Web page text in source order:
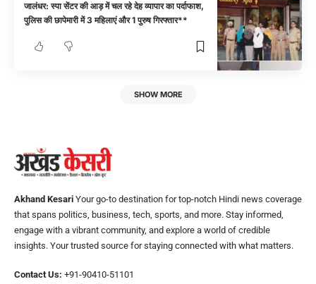
जालंधर: स्पा सेंटर की आड़ में चल रहे देह व्यापार का पर्दाफाश,
पुलिस की छापेमारी में 3 महिलाएं और 1 पुरुष गिरफ्तार**
SHOW MORE
Akhand Kesari Your go-to destination for top-notch Hindi news coverage
that spans politics, business, tech, sports, and more. Stay informed,
engage with a vibrant community, and explore a world of credible
insights. Your trusted source for staying connected with what matters.
Contact Us: +91-90410-51101